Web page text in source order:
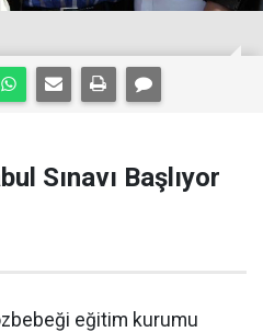
Sınavı Başlıyor
eğitim kurumu